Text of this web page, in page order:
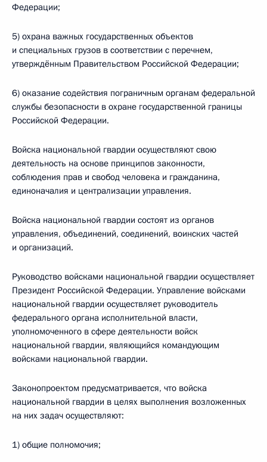
Федерации;
5) охрана важных государственных объектов
и специальных грузов в соответствии с перечнем,
утверждённым Правительством Российской Федерации;
6) оказание содействия пограничным органам федеральной
службы безопасности в охране государственной границы
Российской Федерации.
Войска национальной гвардии осуществляют свою
деятельность на основе принципов законности,
соблюдения прав и свобод человека и гражданина,
единоначалия и централизации управления.
Войска национальной гвардии состоят из органов
управления, объединений, соединений, воинских частей
и организаций.
Руководство войсками национальной гвардии осуществляет
Президент Российской Федерации. Управление войсками
национальной гвардии осуществляет руководитель
федерального органа исполнительной власти,
уполномоченного в сфере деятельности войск
национальной гвардии, являющийся командующим
войсками национальной гвардии.
Законопроектом предусматривается, что войска
национальной гвардии в целях выполнения возложенных
на них задач осуществляют:
1) общие полномочия;